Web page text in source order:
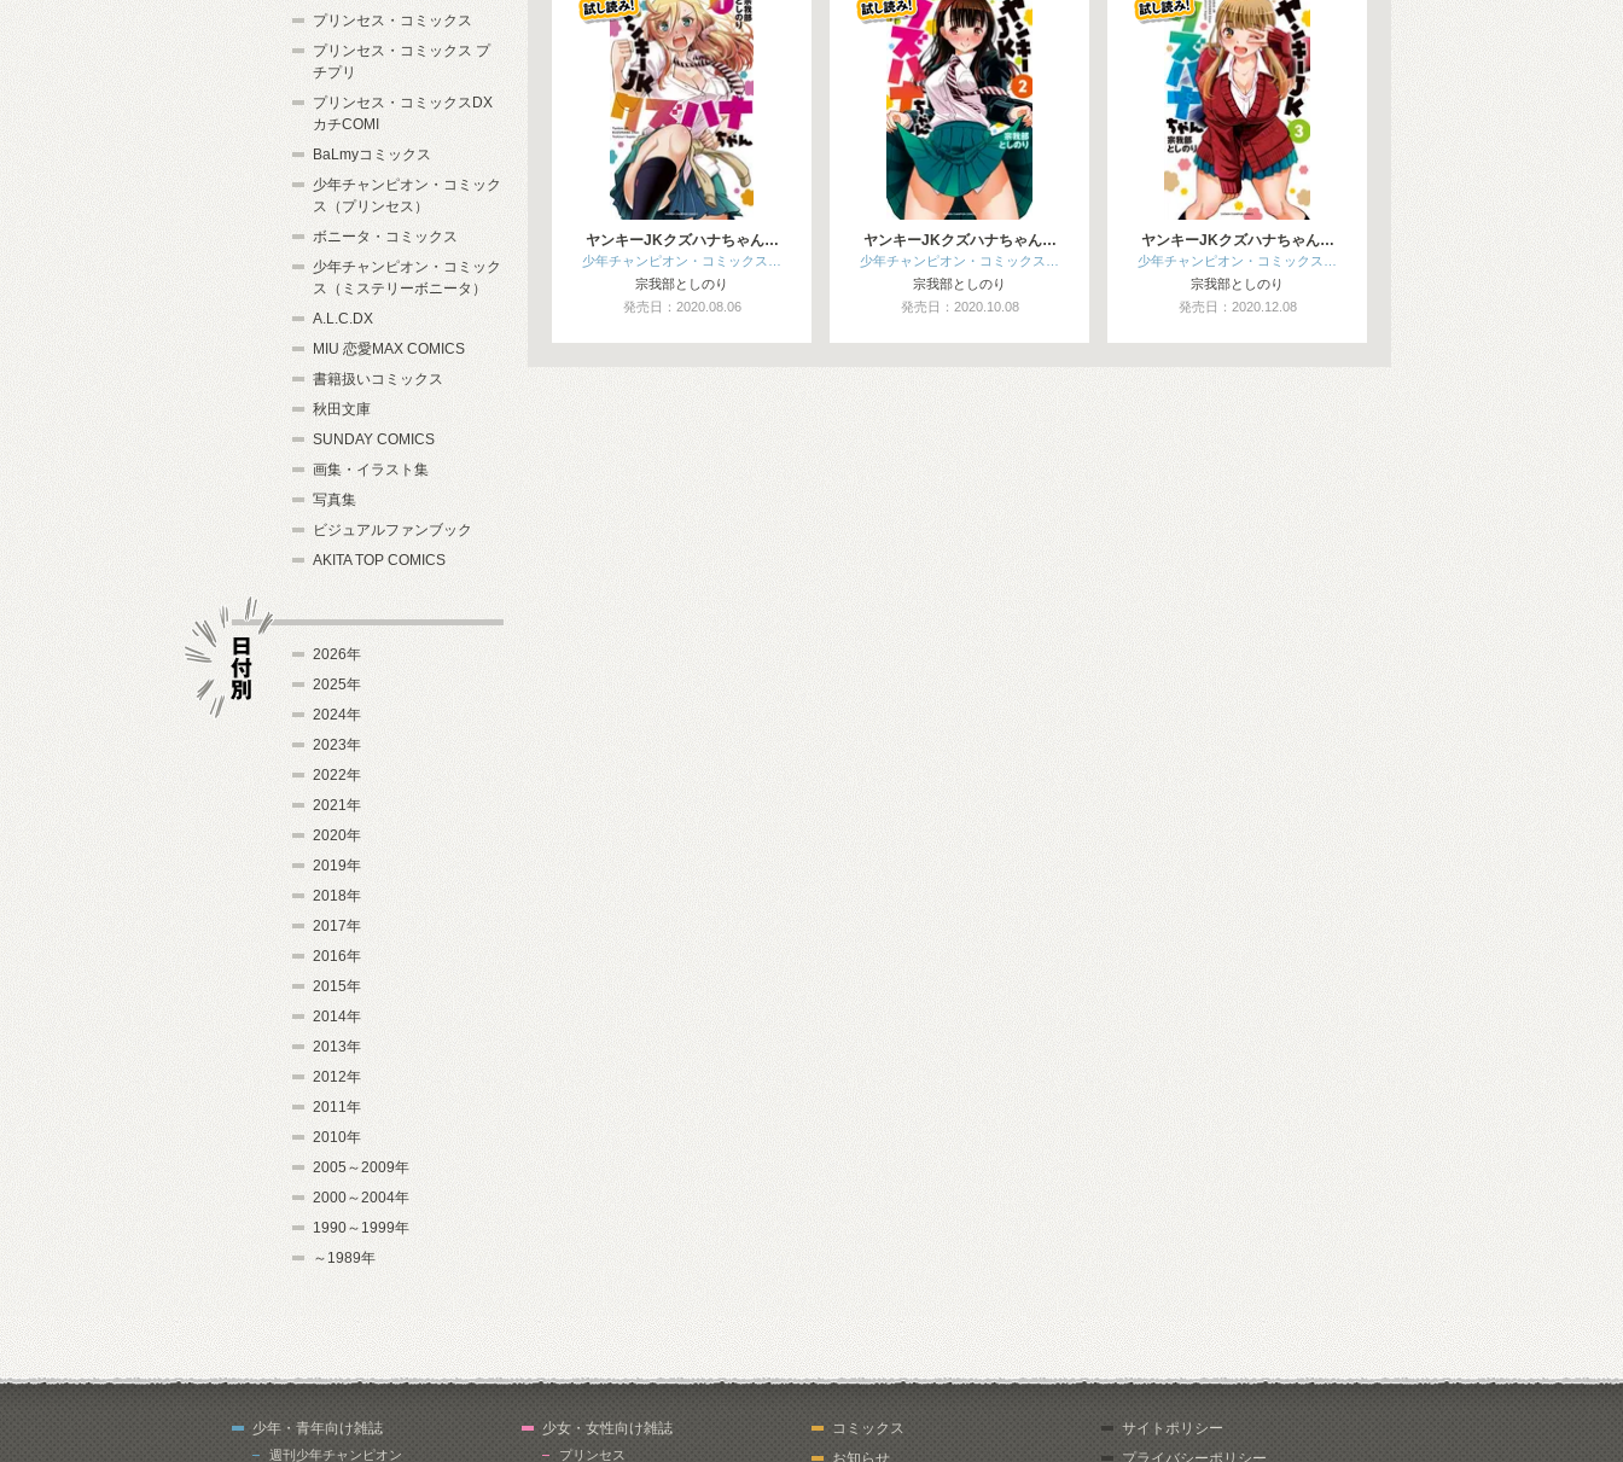
ヤンキーJKクズハナちゃん…
少年チャンピオン・コミックス…
宗我部としのり
発売日：2020.08.06
ヤンキーJKクズハナちゃん…
少年チャンピオン・コミックス…
宗我部としのり
発売日：2020.10.08
ヤンキーJKクズハナちゃん…
少年チャンピオン・コミックス…
宗我部としのり
発売日：2020.12.08
プリンセス・コミックス
プリンセス・コミックス プ
チプリ
プリンセス・コミックスDX
カチCOMI
BaLmyコミックス
少年チャンピオン・コミック
ス（プリンセス）
ボニータ・コミックス
少年チャンピオン・コミック
ス（ミステリーボニータ）
A.L.C.DX
MIU 恋愛MAX COMICS
書籍扱いコミックス
秋田文庫
SUNDAY COMICS
画集・イラスト集
写真集
ビジュアルファンブック
AKITA TOP COMICS
2026年
2025年
2024年
2023年
2022年
2021年
2020年
2019年
2018年
2017年
2016年
2015年
2014年
2013年
2012年
2011年
2010年
2005～2009年
2000～2004年
1990～1999年
～1989年
少年・青年向け雑誌
週刊少年チャンピオン
少女・女性向け雑誌
プリンセス
コミックス
お知らせ
サイトポリシー
プライバシーポリシー